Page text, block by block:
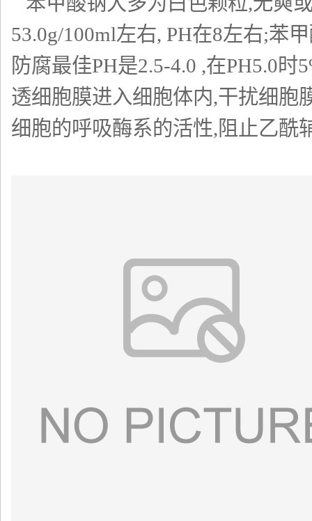
53.0g/100ml左右, PH在8左右;苯
防腐最佳PH是2.5-4.0 ,在PH5.0
透细胞膜进入细胞体内,干扰细胞
细胞的呼吸酶系的活性,阻止乙酰